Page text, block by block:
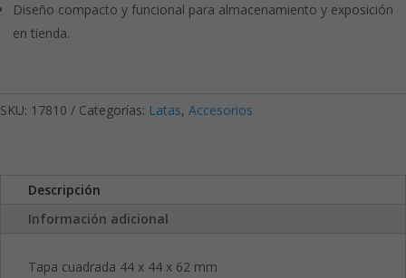
Diseño compacto y funcional para almacenamiento y exposición
en tienda.
SKU: 17810 Categorías: Latas, Accesorios
Descripción
Información adicional
Tapa cuadrada 44 x 44 x 62 mm